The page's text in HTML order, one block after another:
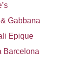
Gabbana
Epique
Barcelona